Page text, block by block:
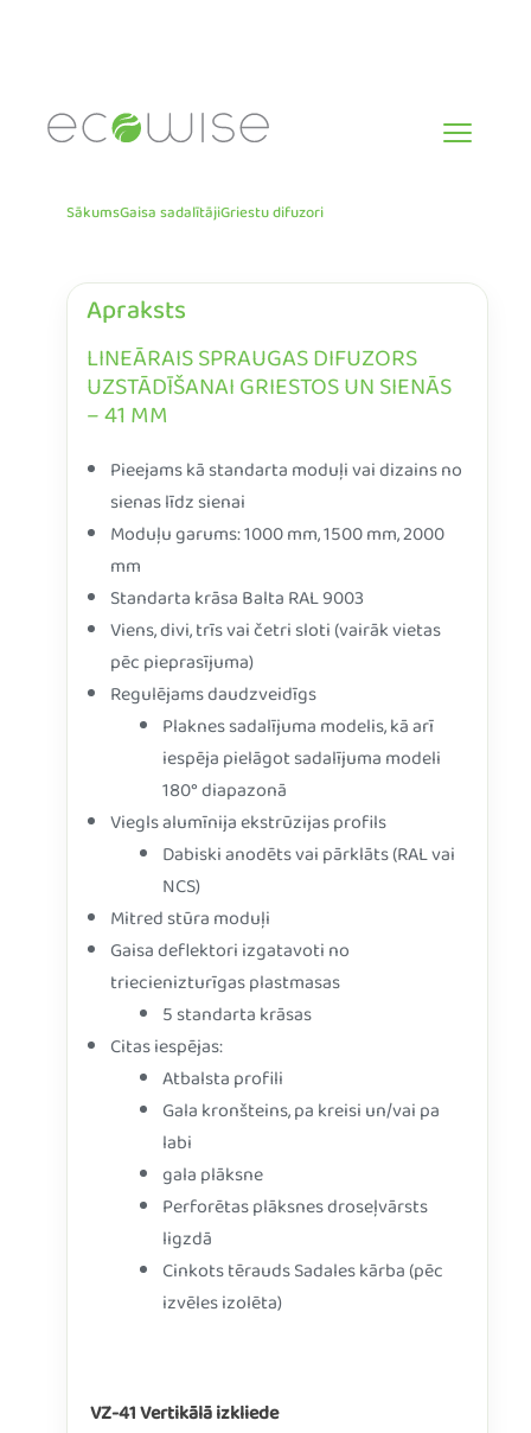
content
SākumsGaisa sadalītājiGriestu difuzori
Apraksts
LINEĀRAIS SPRAUGAS DIFUZORS
UZSTĀDĪŠANAI GRIESTOS UN SIENĀS
– 41 MM
Pieejams kā standarta moduļi vai dizains no
sienas līdz sienai
Moduļu garums: 1000 mm, 1500 mm, 2000
mm
Standarta krāsa Balta RAL 9003
Viens, divi, trīs vai četri sloti (vairāk vietas
pēc pieprasījuma)
Regulējams daudzveidīgs
Plaknes sadalījuma modelis, kā arī
iespēja pielāgot sadalījuma modeli
180° diapazonā
Viegls alumīnija ekstrūzijas profils
Dabiski anodēts vai pārklāts (RAL vai
NCS)
Mitred stūra moduļi
Gaisa deflektori izgatavoti no
triecienizturīgas plastmasas
5 standarta krāsas
Citas iespējas:
Atbalsta profili
Gala kronšteins, pa kreisi un/vai pa
labi
gala plāksne
Perforētas plāksnes droseļvārsts
ligzdā
Cinkots tērauds Sadales kārba (pēc
izvēles izolēta)
VZ-41 Vertikālā izkliede